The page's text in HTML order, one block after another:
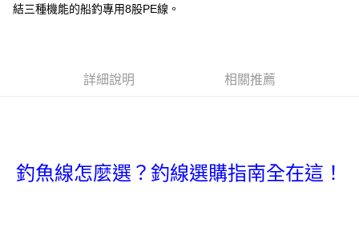
2.基於同意付款使用「大哥付你分期」之契約關係目的，商店將以您的個人
※ 交易是否成功請以「AFTEE先享後付 」之結帳頁面顯示為準，若有關於
１．透過由恩沛科技股份有限公司提供之「AFTEE先享後付」服務完成之交
「AFTEE先享後付」，若未經同意申辦者引起之損失，本公司不負相關責
每筆NT$60，滿NT$1,200(含以上)免運費
每筆NT$200，滿NT$2,000(含以上)免運費
結三種機能的船釣專用8股PE線。
詳細說明 相關推薦
釣魚線怎麼選？釣線選購指南全在這！